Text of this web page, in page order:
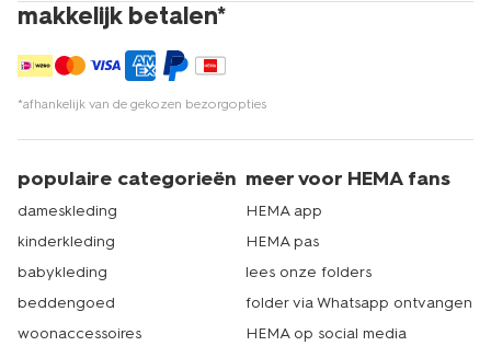
makkelijk betalen*
*afhankelijk van de gekozen bezorgopties
populaire categorieën
dameskleding
kinderkleding
babykleding
beddengoed
woonaccessoires
meer voor HEMA fans
HEMA app
HEMA pas
lees onze folders
folder via Whatsapp ontvangen
HEMA op social media